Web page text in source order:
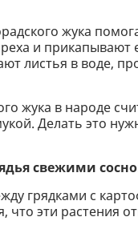
жука
и прикапывают
листья в воде,
жука в народе
Делать это
свежими
грядками с
эти растения